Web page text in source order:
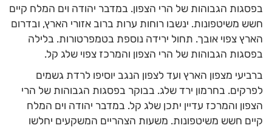
בפסגות הגבוהות של הרי הצפון. במדבר יהודה וים המלח קיים
חשש משיטפונות. ינשבו רוחות ערות ברוב אזורי הארץ, ובדרום
הארץ צפוי אובך. תחול ירידה נוספת בטמפרטורות. בלילה
בפסגות הגבוהות של הרי הצפון והמרכז צפוי שלג קל.
ברביעי מצפון הארץ ועד לצפון הנגב יוסיפו לרדת גשמים
לפרקים. בחרמון ירד שלג. בבוקר בפסגות הגבוהות של הרי
הצפון והמרכז עדיין יתכן שלג קל. במדבר יהודה וים המלח
קיים חשש משיטפונות. משעות הצהריים המשקעים יחלשו